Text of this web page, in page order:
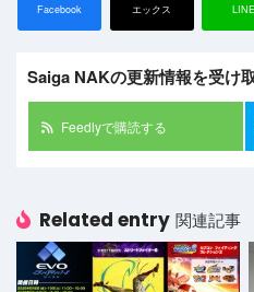
Facebook エックス LINE
Saiga NAKの更新情報を受け
Feedlyで購読する
Related entry 関連記事